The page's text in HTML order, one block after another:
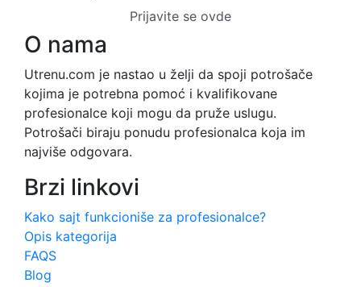
Prijavite se ovde
O nama
Utrenu.com je nastao u želji da spoji potrošače
kojima je potrebna pomoć i kvalifikovane
profesionalce koji mogu da pruže uslugu.
Potrošači biraju ponudu profesionalca koja im
najviše odgovara.
Brzi linkovi
Kako sajt funkcioniše za profesionalce?
Opis kategorija
FAQS
Blog